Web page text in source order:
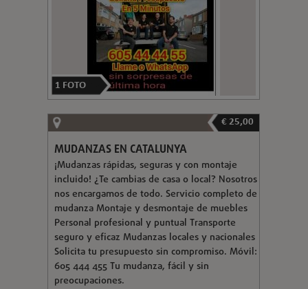
1 FOTO
€ 25,00
MUDANZAS EN CATALUNYA
¡Mudanzas rápidas, seguras y con montaje
incluido! ¿Te cambias de casa o local? Nosotros
nos encargamos de todo. Servicio completo de
mudanza Montaje y desmontaje de muebles
Personal profesional y puntual Transporte
seguro y eficaz Mudanzas locales y nacionales
Solicita tu presupuesto sin compromiso. Móvil:
605 444 455 Tu mudanza, fácil y sin
preocupaciones.